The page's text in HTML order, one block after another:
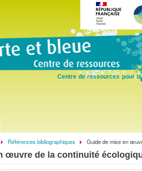
Centre de ressources pour
Références bibliographiques Guide de mise en
œuvre de la continuité